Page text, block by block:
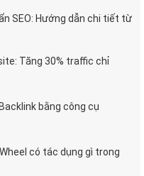
SEO: Hướng dẫn chi tiết từ
Tăng 30% traffic chỉ
bằng công cụ
có tác dụng gì trong